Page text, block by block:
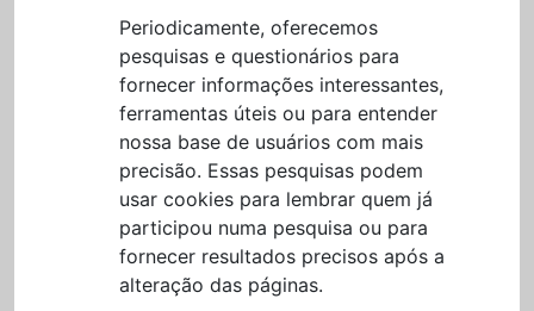
Periodicamente, oferecemos
pesquisas e questionários para
fornecer informações interessantes,
ferramentas úteis ou para entender
nossa base de usuários com mais
precisão. Essas pesquisas podem
usar cookies para lembrar quem já
participou numa pesquisa ou para
fornecer resultados precisos após a
alteração das páginas.